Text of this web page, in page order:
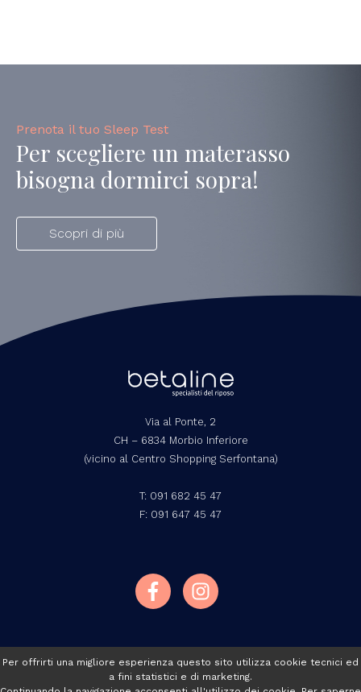
Prenota il tuo Sleep Test
Per scegliere un materasso
bisogna dormirci sopra!
Scopri di più
Via al Ponte, 2
CH – 6834 Morbio Inferiore
(vicino al Centro Shopping Serfontana)
T: 091 682 45 47
F: 091 647 45 47
Per offrirti una migliore esperienza questo sito utilizza cookie tecnici ed
a fini statistici e di marketing.